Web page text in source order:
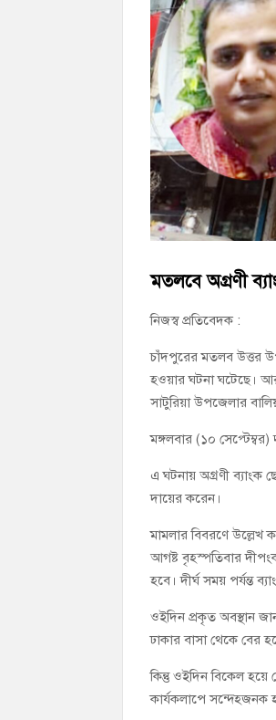
চাঁদপুর জেলা
চাঁদপুর পৌরসভার
কচুয়ায় পৃথক
মতলবে অগ্রণী
নিজস্ব প্রতিবেদক :
চাঁদপুরের মতলব উত্তর
হওয়ার ঘটনা ঘটেছে।
সাটুরিয়া উপজেলার
মঙ্গলবার (১০
এ ঘটনায় অগ্রণী ব্যাংক
দায়ের করেন।
মামলার বিবরণে উল্লেখ
আগষ্ট বৃহস্পতিবার
হবে। দীর্ঘ সময় পর্যন্ত
ওইদিন প্রকৃত অবস্থান
ঢাকার বাসা থেকে বের
কিন্তু ওইদিন বিকেল
কার্যকলাপে সন্দেহজনক